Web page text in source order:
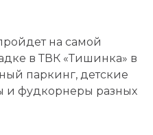
на самой
в ТВК «Тишинка» в
паркинг, детские
и фудкорнеры разных